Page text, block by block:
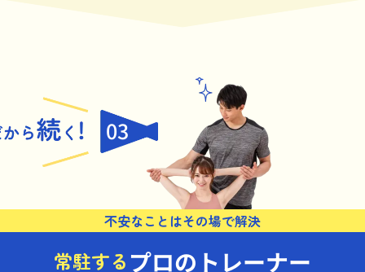
常駐する プロのトレーナー
不安なことはその場で解決
03